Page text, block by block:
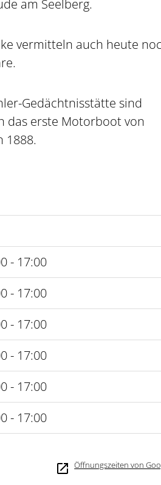
am Seelberg.
vermitteln auch heute
Gedächtnisstätte sind
das erste Motorboot von
1888.
- 17:00
- 17:00
- 17:00
- 17:00
- 17:00
- 17:00
Öffnungszeiten von